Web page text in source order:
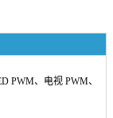
PWM、电视 PWM、